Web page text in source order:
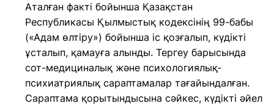
Аталған факті бойынша Қазақстан
Республикасы Қылмыстық кодексінің 99-бабы
(«Адам өлтіру») бойынша іс қозғалып, күдікті
ұсталып, қамауға алынды. Тергеу барысында
сот-медициналық және психологиялық-
психиатриялық сараптамалар тағайындалған.
Сараптама қорытындысына сәйкес, күдікті әйел